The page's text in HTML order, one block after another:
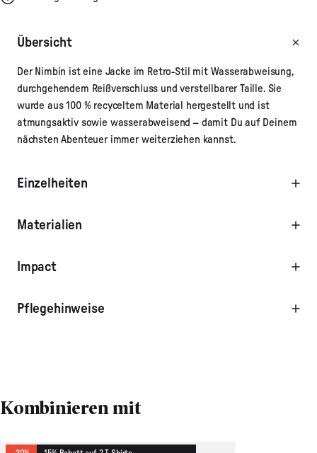
Übersicht
Der Nimbin ist eine Jacke im Retro-Stil mit Wasserabweisung,
durchgehendem Reißverschluss und verstellbarer Taille. Sie
wurde aus 100 % recyceltem Material hergestellt und ist
atmungsaktiv sowie wasserabweisend – damit Du auf Deinem
nächsten Abenteuer immer weiterziehen kannst.
Einzelheiten
Materialien
Impact
Pflegehinweise
Kombinieren mit